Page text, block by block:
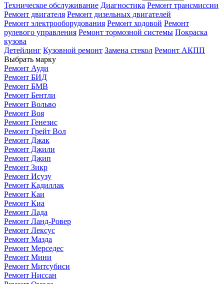
Техническое обслуживание Диагностика Ремонт трансмиссии
Ремонт двигателя Ремонт дизельных двигателей
Ремонт электрооборудования Ремонт ходовой Ремонт
рулевого управления Ремонт тормозной системы Покраска
кузова
Детейлинг Кузовной ремонт Замена стекол Ремонт АКПП
Выбрать марку
Ремонт Ауди
Ремонт БИД
Ремонт БМВ
Ремонт Бентли
Ремонт Вольво
Ремонт Воя
Ремонт Генезис
Ремонт Грейт Вол
Ремонт Джак
Ремонт Джили
Ремонт Джип
Ремонт Зикр
Ремонт Исузу
Ремонт Кадиллак
Ремонт Каи
Ремонт Киа
Ремонт Лада
Ремонт Ланд-Ровер
Ремонт Лексус
Ремонт Мазда
Ремонт Мерседес
Ремонт Мини
Ремонт Митсубиси
Ремонт Ниссан